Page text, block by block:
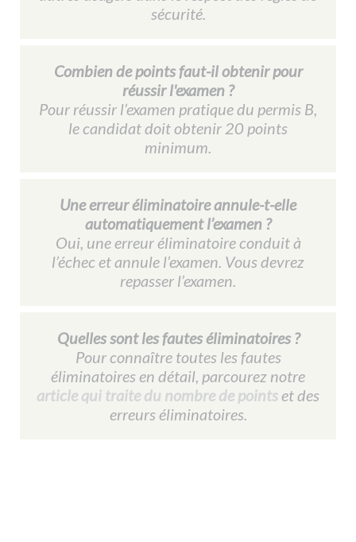
sécurité.
Combien de points faut-il obtenir pour
réussir l'examen ?
Pour réussir l’examen pratique du permis B,
le candidat doit obtenir 20 points
minimum.
Une erreur éliminatoire annule-t-elle
automatiquement l’examen ?
Oui, une erreur éliminatoire conduit à
l’échec et annule l’examen. Vous devrez
repasser l’examen.
Quelles sont les fautes éliminatoires ?
Pour connaître toutes les fautes
éliminatoires en détail, parcourez notre
article qui traite du nombre de pointset des
erreurs éliminatoires.